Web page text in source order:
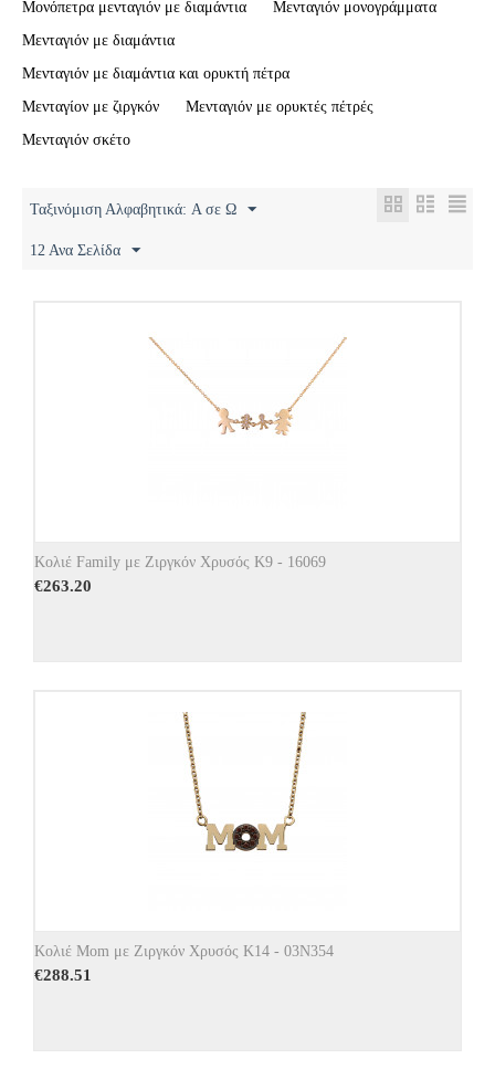
Μονόπετρα μενταγιόν με διαμάντια
Μενταγιόν μονογράμματα
Μενταγιόν με διαμάντια
Μενταγιόν με διαμάντια και ορυκτή πέτρα
Μενταγίον με ζιργκόν
Μενταγιόν με ορυκτές πέτρές
Μενταγιόν σκέτο
Ταξινόμιση Αλφαβητικά: A σε Ω
12 Ανα Σελίδα
Κολιέ Family με Ζιργκόν Χρυσός Κ9 - 16069
€263.20
Κολιέ Mom με Ζιργκόν Χρυσός Κ14 - 03Ν354
€288.51